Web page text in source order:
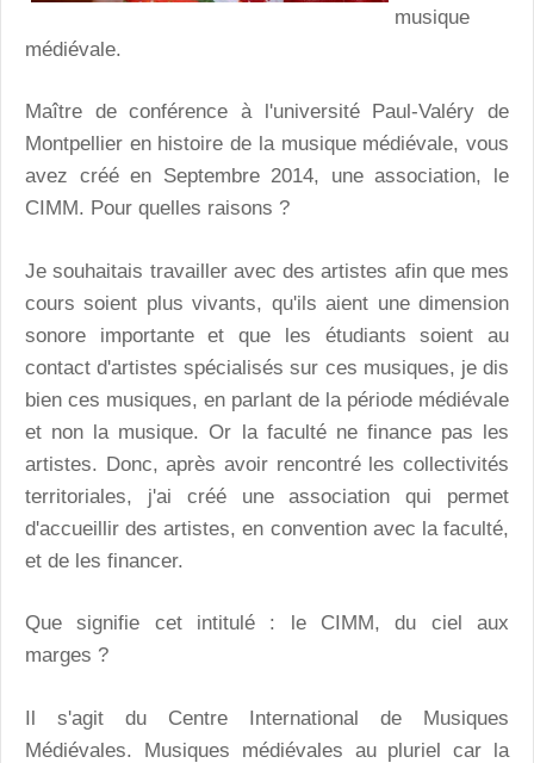
musique
médiévale.
Maître de conférence à l'université Paul-Valéry de
Montpellier en histoire de la musique médiévale, vous
avez créé en Septembre 2014, une association, le
CIMM. Pour quelles raisons ?
Je souhaitais travailler avec des artistes afin que mes
cours soient plus vivants, qu'ils aient une dimension
sonore importante et que les étudiants soient au
contact d'artistes spécialisés sur ces musiques, je dis
bien ces musiques, en parlant de la période médiévale
et non la musique. Or la faculté ne finance pas les
artistes. Donc, après avoir rencontré les collectivités
territoriales, j'ai créé une association qui permet
d'accueillir des artistes, en convention avec la faculté,
et de les financer.
Que signifie cet intitulé : le CIMM, du ciel aux
marges ?
Il s'agit du Centre International de Musiques
Médiévales. Musiques médiévales au pluriel car la